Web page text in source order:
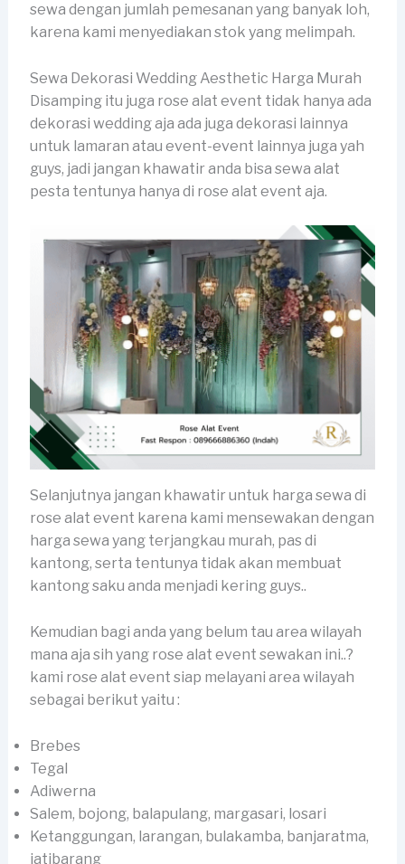
sewa dengan jumlah pemesanan yang banyak loh,
karena kami menyediakan stok yang melimpah.
Sewa Dekorasi Wedding Aesthetic Harga Murah
Disamping itu juga rose alat event tidak hanya ada
dekorasi wedding aja ada juga dekorasi lainnya
untuk lamaran atau event-event lainnya juga yah
guys, jadi jangan khawatir anda bisa sewa alat
pesta tentunya hanya di rose alat event aja.
Selanjutnya jangan khawatir untuk harga sewa di
rose alat event karena kami mensewakan dengan
harga sewa yang terjangkau murah, pas di
kantong, serta tentunya tidak akan membuat
kantong saku anda menjadi kering guys..
Kemudian bagi anda yang belum tau area wilayah
mana aja sih yang rose alat event sewakan ini..?
kami rose alat event siap melayani area wilayah
sebagai berikut yaitu :
Brebes
Tegal
Adiwerna
Salem, bojong, balapulang, margasari, losari
Ketanggungan, larangan, bulakamba, banjaratma,
jatibarang